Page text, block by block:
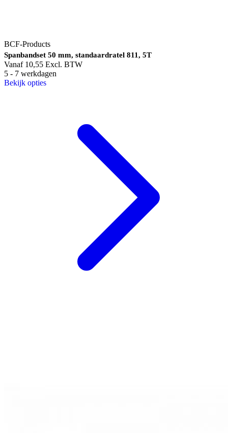
BCF-Products
Spanbandset 50 mm, standaardratel 811, 5T
Vanaf 10,55 Excl. BTW
5 - 7 werkdagen
Bekijk opties